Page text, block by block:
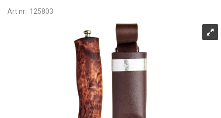
Art.nr: 125803